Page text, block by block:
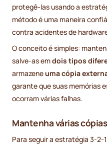
protegê-las usando a
método é uma maneira
contra acidentes de
O conceito é simples:
salve-as emdois tipos
armazeneuma cópia
garante que suas memórias
ocorram várias falhas.
Mantenha várias cópias
Para seguir a estratégia 3-2-